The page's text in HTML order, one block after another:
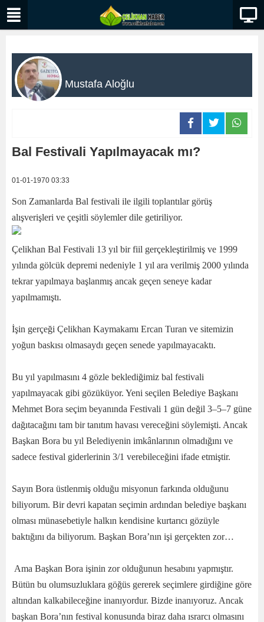
Mustafa Aloğlu
Bal Festivali Yapılmayacak mı?
01-01-1970 03:33
Son Zamanlarda Bal festivali ile ilgili toplantılar görüş
alışverişleri ve çeşitli söylemler dile getiriliyor.
Çelikhan Bal Festivali 13 yıl bir fiil gerçekleştirilmiş ve 1999
yılında gölcük depremi nedeniyle 1 yıl ara verilmiş 2000 yılında
tekrar yapılmaya başlanmış ancak geçen seneye kadar
yapılmamıştı.
İşin gerçeği Çelikhan Kaymakamı Ercan Turan ve sitemizin
yoğun baskısı olmasaydı geçen senede yapılmayacaktı.
Bu yıl yapılmasını 4 gözle beklediğimiz bal festivali
yapılmayacak gibi gözüküyor. Yeni seçilen Belediye Başkanı
Mehmet Bora seçim beyanında Festivali 1 gün değil 3–5–7 güne
dağıtacağını tam bir tanıtım havası vereceğini söylemişti. Ancak
Başkan Bora bu yıl Belediyenin imkânlarının olmadığını ve
sadece festival giderlerinin 3/1 verebileceğini ifade etmiştir.
Sayın Bora üstlenmiş olduğu misyonun farkında olduğunu
biliyorum. Bir devri kapatan seçimin ardından belediye başkanı
olması münasebetiyle halkın kendisine kurtarıcı gözüyle
baktığını da biliyorum. Başkan Bora’nın işi gerçekten zor…
Ama Başkan Bora işinin zor olduğunun hesabını yapmıştır.
Bütün bu olumsuzluklara göğüs gererek seçimlere girdiğine göre
altından kalkabileceğine inanıyordur. Bizde inanıyoruz. Ancak
başkan Bora’nın festival konusunda biraz daha ısrarcı olmasını